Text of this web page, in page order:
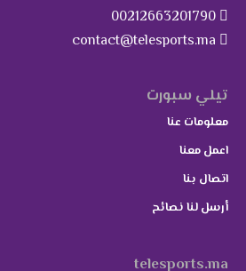
00212663201790
contact@telesports.ma
تيلي سبورت
معلومات عنا
اعمل معنا
اتصال بنا
أرسل لنا نصائح
telesports.ma